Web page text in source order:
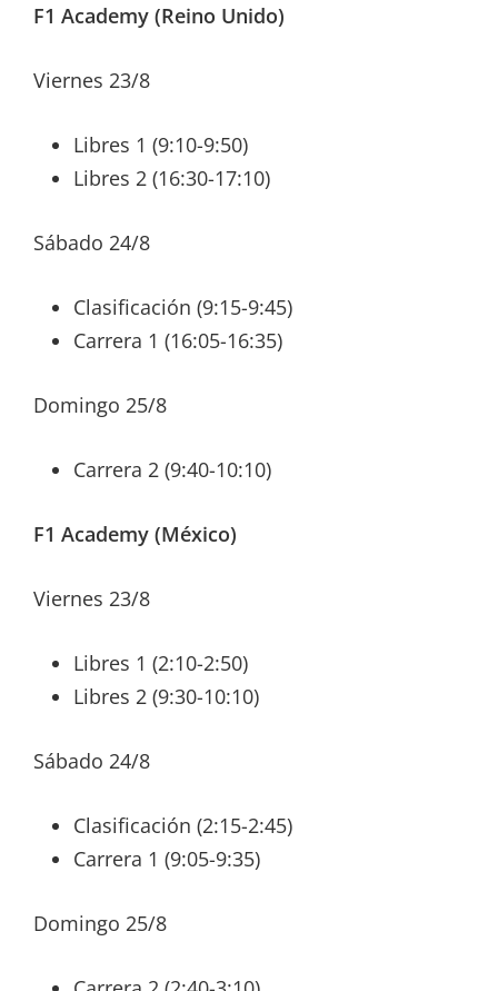
F1 Academy (Reino Unido)
Viernes 23/8
Libres 1 (9:10-9:50)
Libres 2 (16:30-17:10)
Sábado 24/8
Clasificación (9:15-9:45)
Carrera 1 (16:05-16:35)
Domingo 25/8
Carrera 2 (9:40-10:10)
F1 Academy (México)
Viernes 23/8
Libres 1 (2:10-2:50)
Libres 2 (9:30-10:10)
Sábado 24/8
Clasificación (2:15-2:45)
Carrera 1 (9:05-9:35)
Domingo 25/8